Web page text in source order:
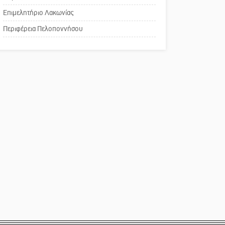
χρωμάτων στη Νεάπολη
Το δικό σας σχόλιο:
Παράδειγμα κοινωνικής
Επιμελητήριο Λακωνίας
Περιφέρεια Πελοποννήσου